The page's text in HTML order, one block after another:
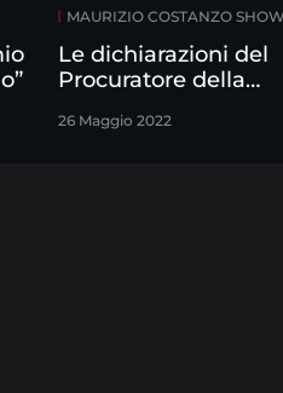
MAURIZIO COSTANZO
Le dichiarazioni del
Procuratore della
Catanzaro Nicola
26 Maggio 2022